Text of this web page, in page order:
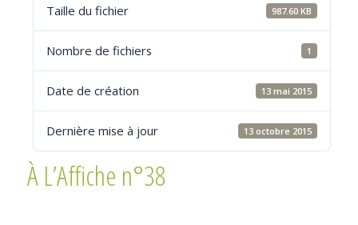
Taille du fichier 987.60 KB
Nombre de fichiers 1
Date de création 13 mai 2015
Dernière mise à jour 13 octobre 2015
À L’Affiche n°38